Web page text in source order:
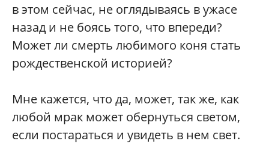
в этом сейчас, не оглядываясь в ужасе
назад и не боясь того, что впереди?
Может ли смерть любимого коня стать
рождественской историей?
Мне кажется, что да, может, так же, как
любой мрак может обернуться светом,
если постараться и увидеть в нем свет.